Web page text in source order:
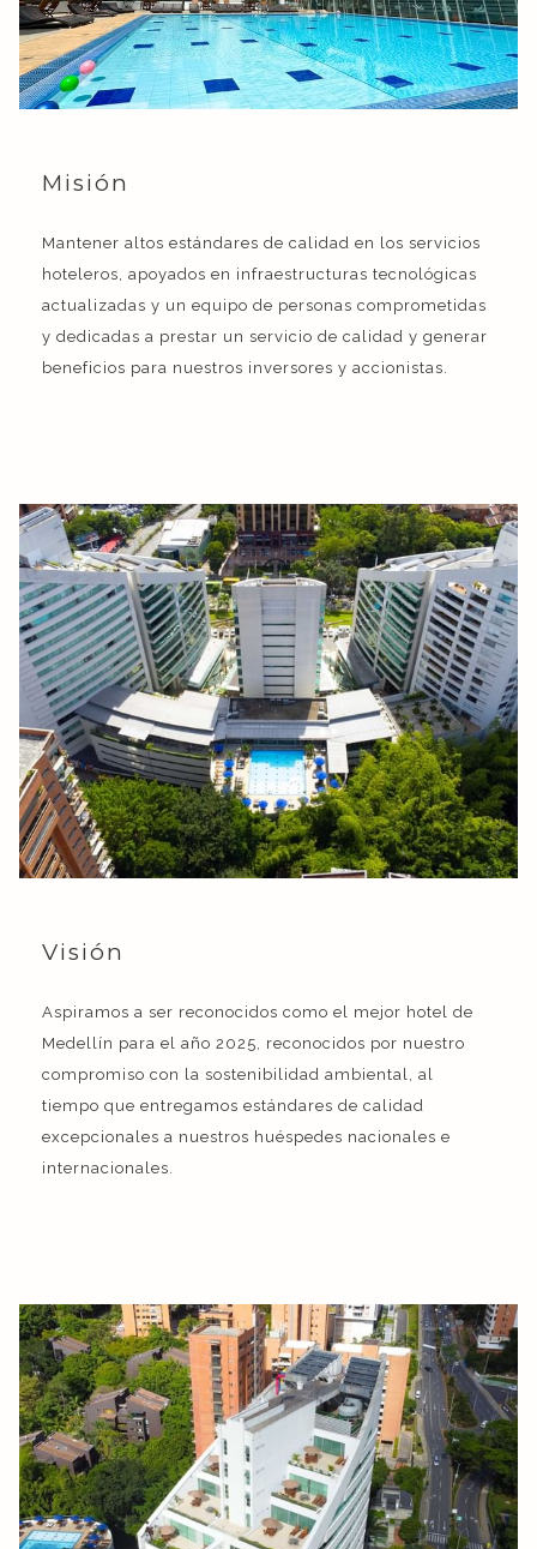
Misión
Mantener altos estándares de calidad en los servicios
hoteleros, apoyados en infraestructuras tecnológicas
actualizadas y un equipo de personas comprometidas
y dedicadas a prestar un servicio de calidad y generar
beneficios para nuestros inversores y accionistas.
Visión
Aspiramos a ser reconocidos como el mejor hotel de
Medellín para el año 2025, reconocidos por nuestro
compromiso con la sostenibilidad ambiental, al
tiempo que entregamos estándares de calidad
excepcionales a nuestros huéspedes nacionales e
internacionales.